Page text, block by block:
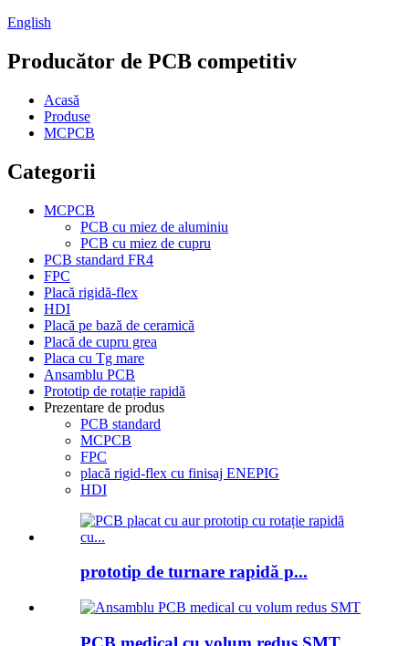
English
Producător de PCB competitiv
Acasă
Produse
MCPCB
Categorii
MCPCB
PCB cu miez de aluminiu
PCB cu miez de cupru
PCB standard FR4
FPC
Placă rigidă-flex
HDI
Placă pe bază de ceramică
Placă de cupru grea
Placa cu Tg mare
Ansamblu PCB
Prototip de rotație rapidă
Prezentare de produs
PCB standard
MCPCB
FPC
placă rigid-flex cu finisaj ENEPIG
HDI
prototip de turnare rapidă p...